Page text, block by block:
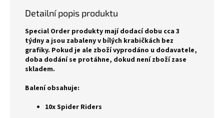
Detailní popis produktu
Special Order produkty mají dodací dobu cca 3
týdny a jsou zabaleny v bílých krabičkách bez
grafiky. Pokud je ale zboží vyprodáno u dodavatele,
doba dodání se protáhne, dokud není zboží zase
skladem.
Balení obsahuje:
10x Spider Riders